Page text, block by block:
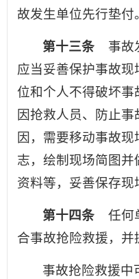
故发生单位先行垫付
第十三条 事故
应当妥善保护事故
位和个人不得破坏事
因抢救人员、防止
因，需要移动事故
志，绘制现场简图
资料等，妥善保存现
第十四条 任何
合事故抢险救援，并
事故抢险救援中